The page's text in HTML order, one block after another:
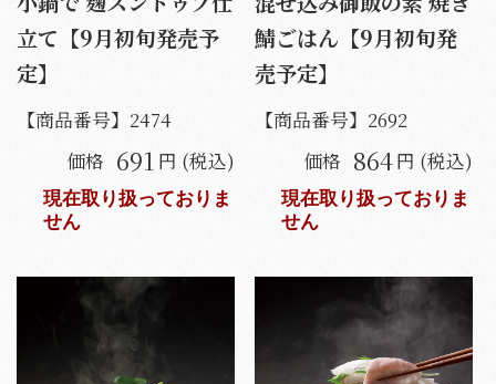
立て【9月初旬発売予
定】
【商品番号】 2474
価格 691 円 (税込)
現在取り扱っておりま
せん
鯖ごはん【9月初旬発
売予定】
【商品番号】 2692
価格 864円 (税込)
現在取り扱っておりま
せん